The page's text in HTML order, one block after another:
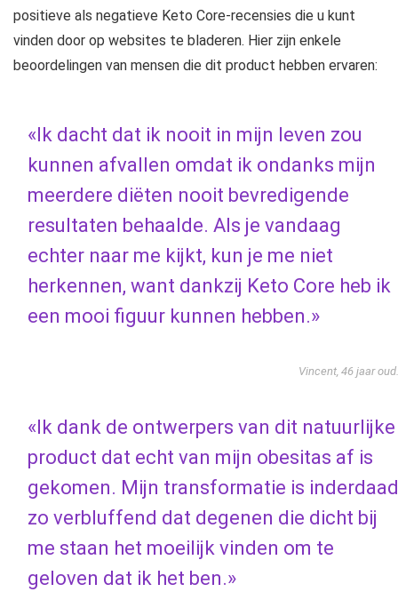
positieve als negatieve Keto Core-recensies die u kunt
vinden door op websites te bladeren. Hier zijn enkele
beoordelingen van mensen die dit product hebben ervaren:
«Ik dacht dat ik nooit in mijn leven zou
kunnen afvallen omdat ik ondanks mijn
meerdere diëten nooit bevredigende
resultaten behaalde. Als je vandaag
echter naar me kijkt, kun je me niet
herkennen, want dankzij Keto Core heb ik
een mooi figuur kunnen hebben.»
Vincent, 46 jaar oud.
«Ik dank de ontwerpers van dit natuurlijke
product dat echt van mijn obesitas af is
gekomen. Mijn transformatie is inderdaad
zo verbluffend dat degenen die dicht bij
me staan ​​het moeilijk vinden om te
geloven dat ik het ben.»